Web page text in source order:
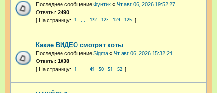
Последнее сообщение Фунтик « Чт авг 06, 2026 19:52:27
Ответы: 2490
1 122 123 124 125
Какие ВИДЕО смотрят коты
Последнее сообщение Sigma « Чт авг 06, 2026 15:32:24
Ответы: 1038
1 49 50 51 52